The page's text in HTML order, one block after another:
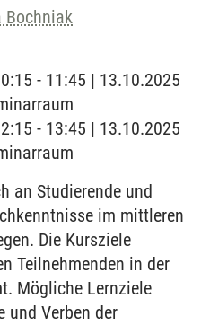
Bochniak
- 11:45 | 13.10.2025
- 13:45 | 13.10.2025
an Studierende und
im mittleren
Die Kursziele
Teilnehmenden in der
Mögliche Lernziele
und Verben der